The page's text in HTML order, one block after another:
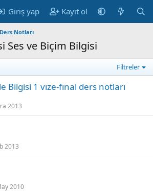
Giriş yap Kayıt ol
Notları
Ses ve Biçim Bilgisi
Filtreler
Bilgisi 1 vıze-fınal ders notları
2013
2013
2010